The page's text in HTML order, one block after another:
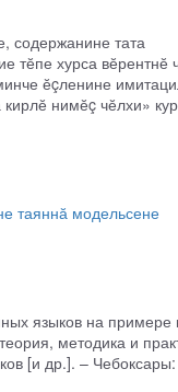
содержанине тата
тӗпе хурса вӗрентнӗ
ӗçленине
нимӗç чӗлхи»
таяннӑ модельсене
языков на примере
методика и
[и др.]. –